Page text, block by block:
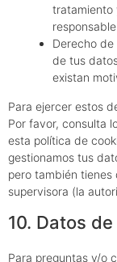
tratamiento
Derecho
de tus
existan
Para ejercer estos
Por favor, consulta
esta política de
gestionamos tus
pero también tienes
supervisora (la
10. Datos
Para preguntas y/o